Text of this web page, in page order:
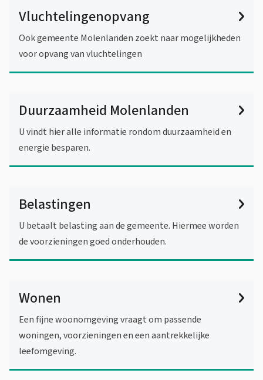
Vluchtelingenopvang
Ook gemeente Molenlanden zoekt naar mogelijkheden
voor opvang van vluchtelingen
Duurzaamheid Molenlanden
U vindt hier alle informatie rondom duurzaamheid en
energie besparen.
Belastingen
U betaalt belasting aan de gemeente. Hiermee worden
de voorzieningen goed onderhouden.
Wonen
Een fijne woonomgeving vraagt om passende
woningen, voorzieningen en een aantrekkelijke
leefomgeving.